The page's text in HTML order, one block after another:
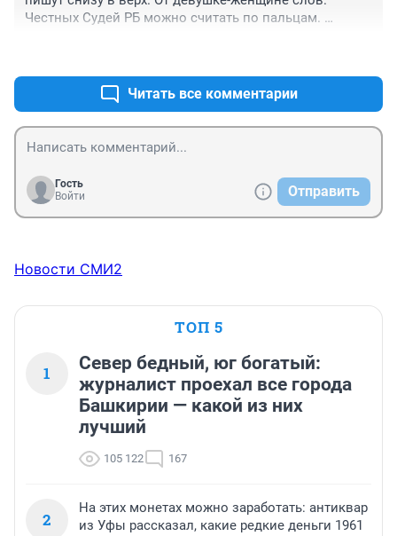
Честных Судей РБ можно считать по пальцам.
Читать все комментарии
Гость
Войти
Отправить
Новости СМИ2
ТОП 5
1
Север бедный, юг богатый:
журналист проехал все города
Башкирии — какой из них
лучший
105 122 167
2
На этих монетах можно заработать: антиквар
из Уфы рассказал, какие редкие деньги 1961